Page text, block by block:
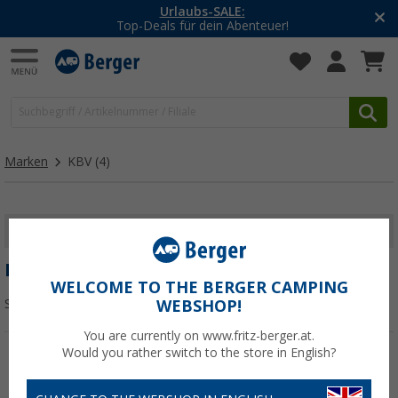
Urlaubs-SALE:
Top-Deals für dein Abenteuer!
Marken KBV (4)
KBV
Sortieren:
WELCOME TO THE BERGER CAMPING
WEBSHOP!
You are currently on www.fritz-berger.at.
Would you rather switch to the store in English?